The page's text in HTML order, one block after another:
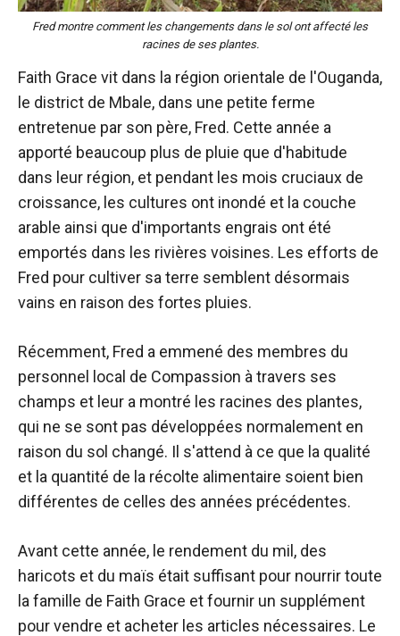
Fred montre comment les changements dans le sol ont affecté les
racines de ses plantes.
Faith Grace vit dans la région orientale de l'Ouganda,
le district de Mbale, dans une petite ferme
entretenue par son père, Fred. Cette année a
apporté beaucoup plus de pluie que d'habitude
dans leur région, et pendant les mois cruciaux de
croissance, les cultures ont inondé et la couche
arable ainsi que d'importants engrais ont été
emportés dans les rivières voisines. Les efforts de
Fred pour cultiver sa terre semblent désormais
vains en raison des fortes pluies.
Récemment, Fred a emmené des membres du
personnel local de Compassion à travers ses
champs et leur a montré les racines des plantes,
qui ne se sont pas développées normalement en
raison du sol changé. Il s'attend à ce que la qualité
et la quantité de la récolte alimentaire soient bien
différentes de celles des années précédentes.
Avant cette année, le rendement du mil, des
haricots et du maïs était suffisant pour nourrir toute
la famille de Faith Grace et fournir un supplément
pour vendre et acheter les articles nécessaires. Le